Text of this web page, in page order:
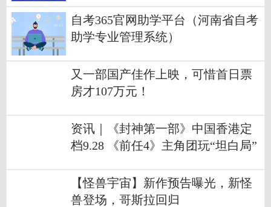
自考365官网助学平台（河南省自考
助学专业管理系统）
又一部国产佳作上映，可惜首日票
房才107万元！
资讯｜《封神第一部》中国香港定
档9.28 《前任4》主角团玩“坦白局”
【怪兽宇宙】新作预告曝光，新怪
兽登场，哥斯拉回归